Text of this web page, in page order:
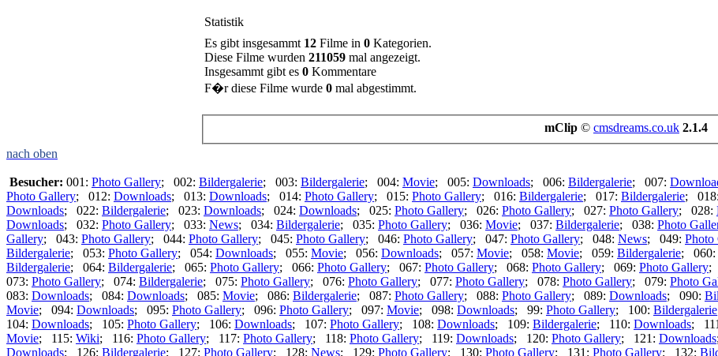
Statistik
Es gibt insgesammt 12 Filme in 0 Kategorien.
Diese Filme wurden 211059 mal angezeigt.
Insgesammt gibt es 0 Kommentare
F�r diese Filme wurde 0 mal abgestimmt.
mClip © cmsdreams.co.uk 2.1.4
nach oben
Besucher: 001: Photo Gallery; 002: Bildergalerie; 003: Bildergalerie; 004: Movie; 005: Downloads; 006: Bildergalerie; 007:
Photo Gallery; 012: Downloads; 013: Downloads; 014: Photo Gallery; 015: Photo Gallery; 016: Bildergalerie; 017: Bildergalerie; 018:
Downloads; 022: Bildergalerie; 023: Downloads; 024: Downloads; 025: Photo Gallery; 026: Photo Gallery; 027: Photo Gallery; 028:
Downloads; 032: Photo Gallery; 033: News; 034: Bildergalerie; 035: Photo Gallery; 036: Movie; 037: Bildergalerie; 038: Photo
Gallery; 043: Photo Gallery; 044: Photo Gallery; 045: Photo Gallery; 046: Photo Gallery; 047: Photo Gallery; 048: News; 049: Photo
Bildergalerie; 053: Photo Gallery; 054: Downloads; 055: Movie; 056: Downloads; 057: Movie; 058: Movie; 059: Bildergalerie; 060:
Bildergalerie; 064: Bildergalerie; 065: Photo Gallery; 066: Photo Gallery; 067: Photo Gallery; 068: Photo Gallery; 069: Photo Gallery;
073: Photo Gallery; 074: Bildergalerie; 075: Photo Gallery; 076: Photo Gallery; 077: Photo Gallery; 078: Photo Gallery; 079: Photo
083: Downloads; 084: Downloads; 085: Movie; 086: Bildergalerie; 087: Photo Gallery; 088: Photo Gallery; 089: Downloads; 090:
Movie; 094: Downloads; 095: Photo Gallery; 096: Photo Gallery; 097: Movie; 098: Downloads; 99: Photo Gallery; 100: Bildergalerie
104: Downloads; 105: Photo Gallery; 106: Downloads; 107: Photo Gallery; 108: Downloads; 109: Bildergalerie; 110: Downloads;
Movie; 115: Wiki; 116: Photo Gallery; 117: Photo Gallery; 118: Photo Gallery; 119: Downloads; 120: Photo Gallery; 121: Downloads
Downloads; 126: Bildergalerie; 127: Photo Gallery; 128: News; 129: Photo Gallery; 130: Photo Gallery; 131: Photo Gallery; 132: